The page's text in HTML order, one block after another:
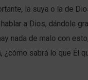
la suya o la de
a Dios, dándole
nada de malo con
¿cómo sabrá lo que Él